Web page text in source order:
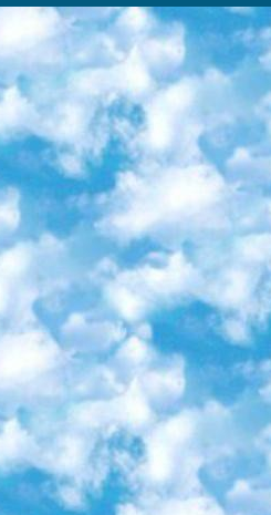
1. «ИНТУИТ» Старейшая образовательная площадка Рунета. Здесь вы найдёте сотни текстовых и видеокурсов на десятки различных тем — от программирования до психологии. Многие курсы подготовлены российскими университетами и крупными международными компаниями вроде Intel и Microsoft. Самостоятельное обучение бесплатное, но желающие могут оплатить услуги персональных наставников. 2. «Смартия» знакомит с актуальными профессиями и подсказывает, как им обучаться. Выбрав заинтересовавшую вас специальность — SMM-специалист, фотограф, веб-дизайнер или другую, — увидите список необходимых для неё умений. Чтобы вы могли освоить их самостоятельно, для каждого умения площадка отображает подборку ссылок на учебные материалы. Хотя «Смартия» ориентируется на русскоязычную аудиторию, часть контента всё же доступна только на английском. 3. «Лекторий Физтеха» Проект Московского физико-технического института (Физтеха). С его помощью вы можете смотреть онлайн серии лекций, записанные на видео в этом вузе. В числе доступных предметов — физика, биология, химия, информационные технологии и другие. К некоторым лекциям администрация ресурса прилагает готовые конспекты, которые можно скачивать в PDF-формате. 4. ITMOcourses Онлайн-площадка Санкт-Петербургского национального исследовательского университета информационных технологий, механики и оптики (ИТМО). Ресурс предоставляет свободный доступ к курсам, разработанным в этом вузе. Каталог материалов разбит на четыре категории: «Оптические системы и технологии», «Приборостроение и робототехника», «Информационные технологии» и «Биотехнологии». Курсы состоят из видеолекций, интерактивных демонстраций и заданий. 5. «КиберЛенинка» Электронная научная библиотека открытого доступа. Каталог площадки регулярно обрастает текстами статей из различных научных изданий. Сгруппированные по журналам и рубрикам публикации можно читать онлайн или скачивать целиком в PDF-формате. Проект нацелен на популяризацию науки за счёт открытого доступа к качественной информации. 6. «ПостНаука» На этом ресурсе публикуют подборки видеолекций, составленные экспертами из разных отраслей и объединённые общими темами. Среди них, к примеру, есть серии «Биоинформатика и геномика», «Культура средневековой Скандинавии» и Cinema Studies о теории кино. Каждая подборка лекций — логически связанная история, рассказанная экспертом от первого лица. Кроме того, на сайте появляются научно-образовательные статьи и тесты на разные темы. 7. «Newочём» Команда проекта «Newочём» отбирает самые интересные тексты из англоязычных СМИ и переводит те из них, за которые голосуют участники сообщества «ВКонтакте». По большей части это научно-популярные статьи. Редакторы придумывают лишь заголовки, в остальном содержание переводов соответствует оригиналам. Полные тексты можно читать прямо в социальной сети. 8. InternetUrok Онлайн-база материалов по основным дисциплинам школьной программы. Информация на сайте структурирована по классам, предметам и темам (урокам). Каждый урок состоит из видеолекций и конспектов. Есть также интерактивные тренажёры и тесты для закрепления пройденного материала. Даже если вы давно окончили школу, возможность повторить программу старших классов всегда может пригодиться. 9. Edutainme Ещё один ресурс об образовании. В отличие от Newtonew, как мне кажется, Edutainme больше ориентируется на представителей индустрии: педагогов, предпринимателей, разработчиков образовательных проектов. Но и любой, кто просто стремится к саморазвитию, найдёт на сайте много полезного и интересного для себя. Например, информацию о новых курсах и образовательных сервисах. 10. Newtonew Онлайн-медиа об образовании и обучении в широком смысле. Авторы Newtonew пишут об инструментах, заведениях, тактиках и стратегиях, которые помогают учить других и получать новые знания самостоятельно. На этой площадке вы найдёте новости, обзоры, аналитические мат